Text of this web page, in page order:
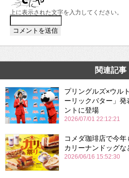
上に表示された文字を入力してください。
関連記事
プリングルズ×ウル
ーリックバター」
ントに登場
2026/07/01 22:12:21
コメダ珈琲店で今
カリーナンドッグ
2026/06/16 15:52:30